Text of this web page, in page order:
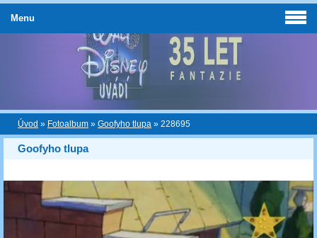
Úvod » Fotoalbum » Goofyho tlupa » 228695
Goofyho tlupa
Menu